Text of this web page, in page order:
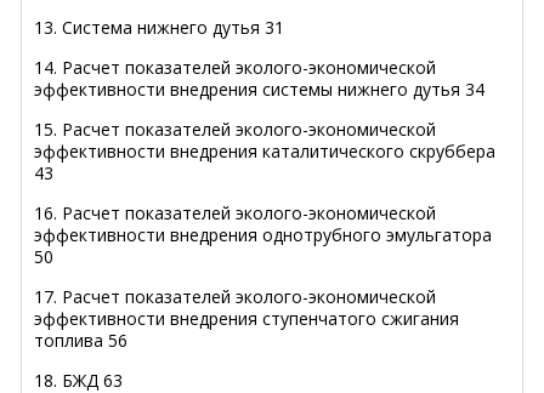
13. Система нижнего дутья 31
14. Расчет показателей эколого-экономической
эффективности внедрения системы нижнего дутья 34
15. Расчет показателей эколого-экономической
эффективности внедрения каталитического скруббера
43
16. Расчет показателей эколого-экономической
эффективности внедрения однотрубного эмульгатора
50
17. Расчет показателей эколого-экономической
эффективности внедрения ступенчатого сжигания
топлива 56
18. БЖД 63